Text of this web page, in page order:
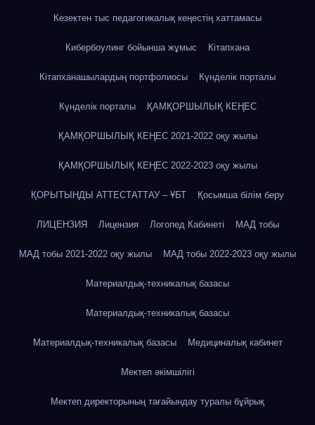
Кезектен тыс педагогикалық кеңестің хаттамасы
Кибербоулинг бойынша жұмыс Кітапхана
Кітапханашылардың портфолиосы Күнделік порталы
Күнделік порталы ҚАМҚОРШЫЛЫҚ КЕҢЕС
ҚАМҚОРШЫЛЫҚ КЕҢЕС 2021-2022 оқу жылы
ҚАМҚОРШЫЛЫҚ КЕҢЕС 2022-2023 оқу жылы
ҚОРЫТЫНДЫ АТТЕСТАТТАУ – ҰБТ Қосымша білім беру
ЛИЦЕНЗИЯ Лицензия Логопед Кабинеті МАД тобы
МАД тобы 2021-2022 оқу жылы МАД тобы 2022-2023 оқу жылы
Материалдық-техникалық базасы
Материалдық-техникалық базасы
Материалдық-техникалық базасы Медициналық кабинет
Мектеп әкімшілігі
Мектеп директорының тағайындау туралы бұйрық